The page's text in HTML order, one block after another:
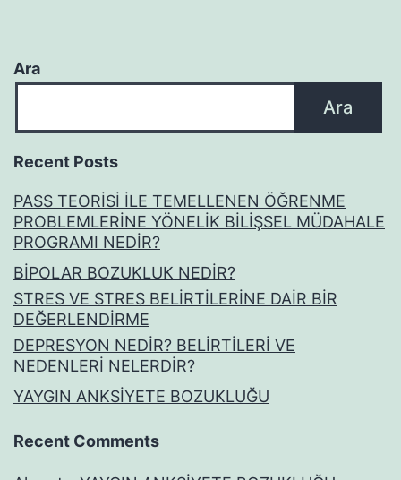
Ara
Ara
Recent Posts
PASS TEORİSİ İLE TEMELLENEN ÖĞRENME
PROBLEMLERİNE YÖNELİK BİLİŞSEL MÜDAHALE
PROGRAMI NEDİR?
BİPOLAR BOZUKLUK NEDİR?
STRES VE STRES BELİRTİLERİNE DAİR BİR
DEĞERLENDİRME
DEPRESYON NEDİR? BELİRTİLERİ VE
NEDENLERİ NELERDİR?
YAYGIN ANKSİYETE BOZUKLUĞU
Recent Comments